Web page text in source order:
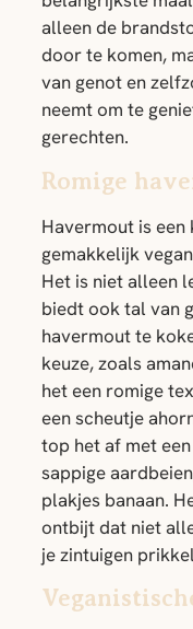
alleen de
door te komen,
van genot en
neemt om te
gerechten.
Romige
Havermout is
gemakkelijk
Het is niet alleen
biedt ook tal van
havermout te
keuze, zoals
het een romige
een scheutje
top het af met
sappige
plakjes banaan.
ontbijt dat niet
je zintuigen